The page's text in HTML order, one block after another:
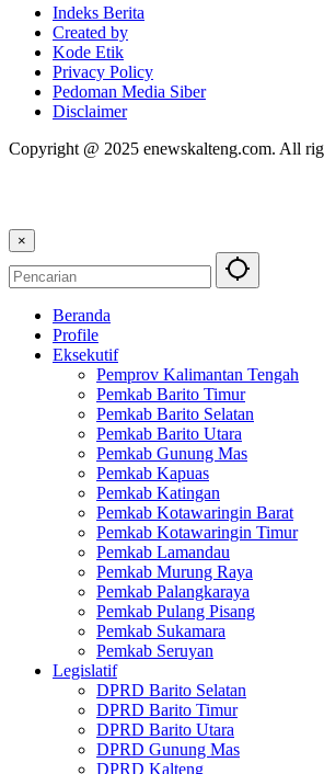
Indeks Berita
Created by
Kode Etik
Privacy Policy
Pedoman Media Siber
Disclaimer
Copyright @ 2025 enewskalteng.com. All
×
Beranda
Profile
Eksekutif
Pemprov Kalimantan Tengah
Pemkab Barito Timur
Pemkab Barito Selatan
Pemkab Barito Utara
Pemkab Gunung Mas
Pemkab Kapuas
Pemkab Katingan
Pemkab Kotawaringin Barat
Pemkab Kotawaringin Timur
Pemkab Lamandau
Pemkab Murung Raya
Pemkab Palangkaraya
Pemkab Pulang Pisang
Pemkab Sukamara
Pemkab Seruyan
Legislatif
DPRD Barito Selatan
DPRD Barito Timur
DPRD Barito Utara
DPRD Gunung Mas
DPRD Kalteng